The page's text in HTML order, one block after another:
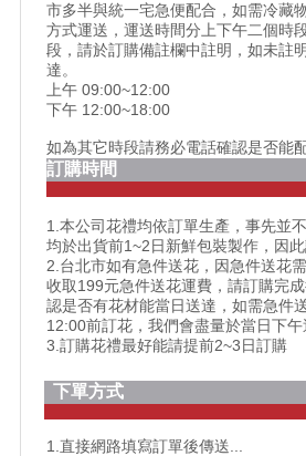
市多半與統一宅急便配合，如需冷藏
方式運送，運送時間分上下午二個時
段，請於訂購備註欄中註明，如未註
達。
上午 09:00~12:00
下午 12:00~18:00
如為其它時段請務必電話確認是否能
訂購時間
1.本公司花禮均依訂單生產，事先並
均於出貨前1~2日新鮮包裝製作，因此
2.台北市如有急件送花，因急件送花
收取199元急件送花運費，請訂購完
認是否有花材能當日送達，如需急件
12:00前訂花，我們會盡量於當日下午
3.訂購花禮最好能請提前2~3日訂購
下單方式
1.直接網路填寫訂單後傳送...